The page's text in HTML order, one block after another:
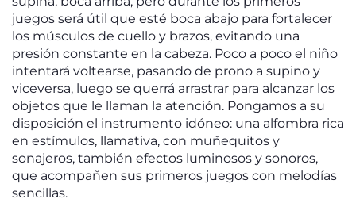
juegos será útil que esté boca abajo para fortalecer
los músculos de cuello y brazos, evitando una
presión constante en la cabeza. Poco a poco el niño
intentará voltearse, pasando de prono a supino y
viceversa, luego se querrá arrastrar para alcanzar los
objetos que le llaman la atención. Pongamos a su
disposición el instrumento idóneo: una alfombra rica
en estímulos, llamativa, con muñequitos y
sonajeros, también efectos luminosos y sonoros,
que acompañen sus primeros juegos con melodías
sencillas.